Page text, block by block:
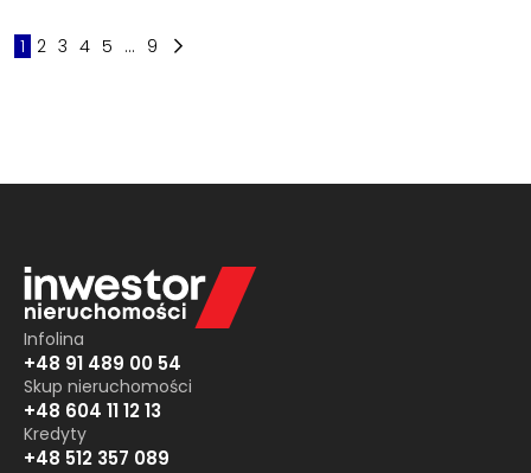
1 2 3 4 5 ... 9
Infolina
+48 91 489 00 54
Skup nieruchomości
+48 604 11 12 13
Kredyty
+48 512 357 089